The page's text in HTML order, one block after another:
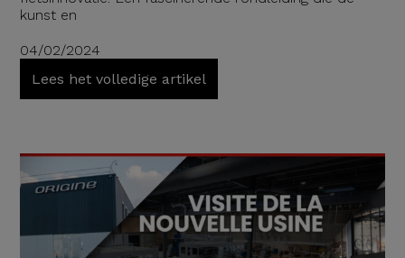
kunst en
04/02/2024
Lees het volledige artikel